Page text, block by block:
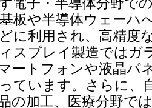
電子・半導体分野で
板や半導体ウェーハ
に利用され、高精度
スプレイ製造ではガ
ートフォンや液晶パ
ています。さらに、
の加工、医療分野で